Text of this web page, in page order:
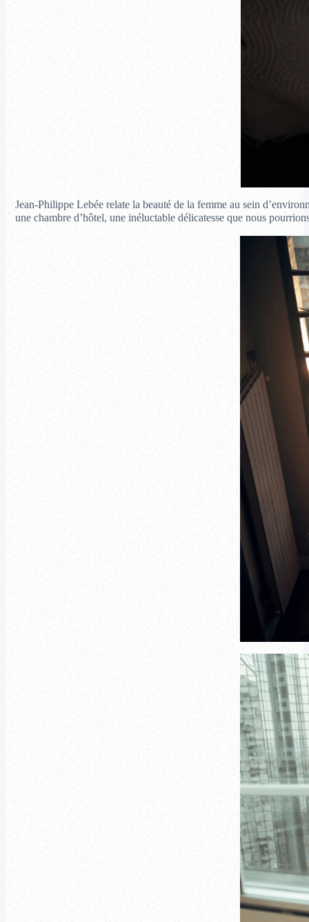
Jean-Philippe Lebée relate la beauté de la femme au sein
une chambre d’hôtel, une inéluctable délicatesse que nous